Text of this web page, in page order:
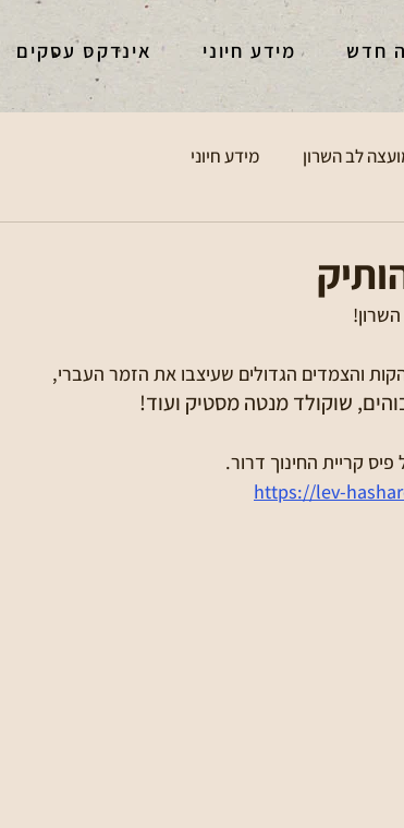
חדש מידע חיוני אינדקס עסקים
לב השרון מידע חיוני
והצמדים הגדולים שעיצבו את הזמר העברי,
שוקולד מנטה מסטיק ועוד!
https://lev-